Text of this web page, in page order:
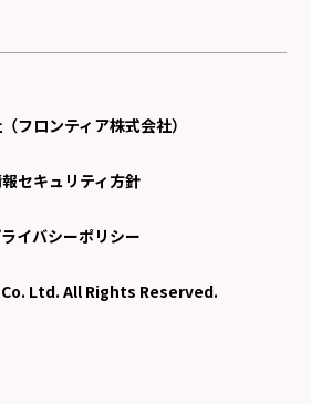
フロンティア株式会社）
セキュリティ方針
イバシーポリシー
Co. Ltd. All Rights Reserved.